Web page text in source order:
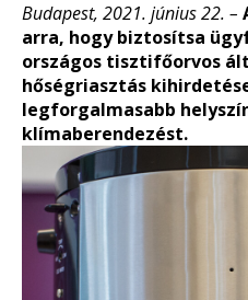
Budapest, 2021. június 22. –
arra, hogy biztosítsa
országos tisztifőorvos
hőségriasztás
legforgalmasabb
klímaberendezést.